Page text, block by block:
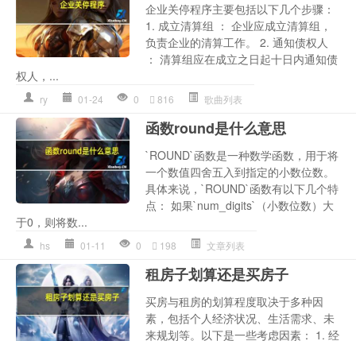
企业关停程序主要包括以下几个步骤：
1. 成立清算组 ： 企业应成立清算组，
负责企业的清算工作。 2. 通知债权人
： 清算组应在成立之日起十日内通知债
权人，...
ry 01-24 0 816 歌曲列表
函数round是什么意思
`ROUND`函数是一种数学函数，用于将
一个数值四舍五入到指定的小数位数。
具体来说，`ROUND`函数有以下几个特
点： 如果`num_digits`（小数位数）大
于0，则将数...
hs 01-11 0 198 文章列表
租房子划算还是买房子
买房与租房的划算程度取决于多种因
素，包括个人经济状况、生活需求、未
来规划等。以下是一些考虑因素： 1. 经